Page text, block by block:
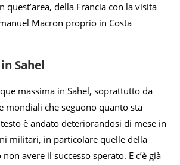
della Francia con la visita
Macron proprio in Costa
Sahel
massima in Sahel, soprattutto da
mondiali che seguono quanto sta
è andato deteriorandosi di mese in
militari, in particolare quelle della
avere il successo sperato. E c’è già